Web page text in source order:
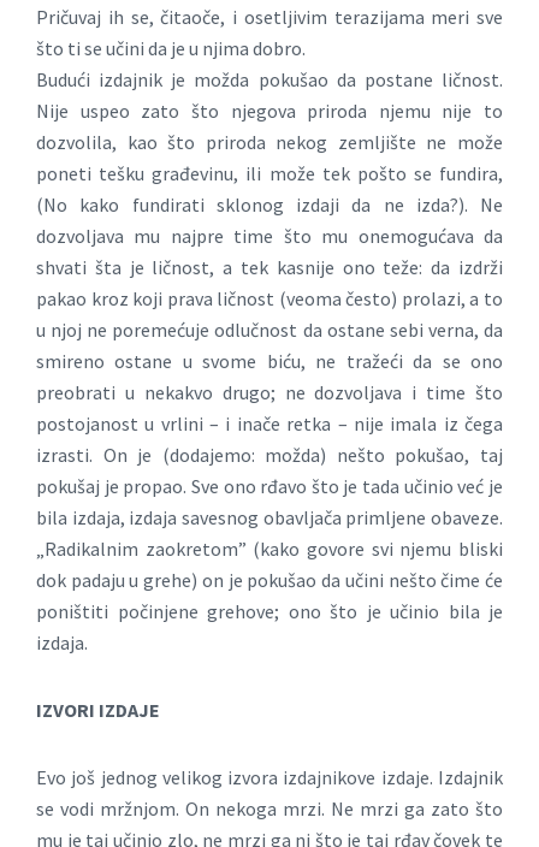
Pričuvaj ih se, čitaoče, i osetljivim terazijama meri sve
što ti se učini da je u njima dobro.
Budući izdajnik je možda pokušao da postane ličnost.
Nije uspeo zato što njegova priroda njemu nije to
dozvolila, kao što priroda nekog zemljište ne može
poneti tešku građevinu, ili može tek pošto se fundira,
(No kako fundirati sklonog izdaji da ne izda?). Ne
dozvoljava mu najpre time što mu onemogućava da
shvati šta je ličnost, a tek kasnije ono teže: da izdrži
pakao kroz koji prava ličnost (veoma često) prolazi, a to
u njoj ne poremećuje odlučnost da ostane sebi verna, da
smireno ostane u svome biću, ne tražeći da se ono
preobrati u nekakvo drugo; ne dozvoljava i time što
postojanost u vrlini – i inače retka – nije imala iz čega
izrasti. On je (dodajemo: možda) nešto pokušao, taj
pokušaj je propao. Sve ono rđavo što je tada učinio već je
bila izdaja, izdaja savesnog obavljača primljene obaveze.
„Radikalnim zaokretom” (kako govore svi njemu bliski
dok padaju u grehe) on je pokušao da učini nešto čime će
poništiti počinjene grehove; ono što je učinio bila je
izdaja.
IZVORI IZDAJE
Evo još jednog velikog izvora izdajnikove izdaje. Izdajnik
se vodi mržnjom. On nekoga mrzi. Ne mrzi ga zato što
mu je taj učinio zlo, ne mrzi ga ni što je taj rđav čovek te